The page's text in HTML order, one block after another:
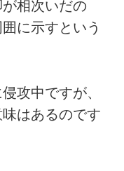
相次いだの
に示すという
攻中ですが、
はあるのです